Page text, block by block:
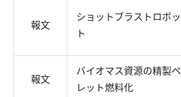
報文
ショットブラストロボッ
ト
報文
バイオマス資源の精製ペ
レット燃料化